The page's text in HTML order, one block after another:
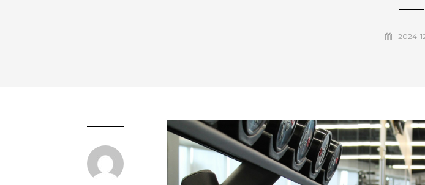
2024-